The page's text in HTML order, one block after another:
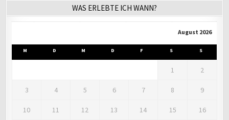
WAS ERLEBTE ICH WANN?
August 2026
M D M D F S S
1 2
3 4 5 6 7 8 9
10 11 12 13 14 15 16